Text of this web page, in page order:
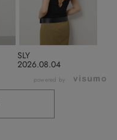
2026.08.04
SLY
powered by